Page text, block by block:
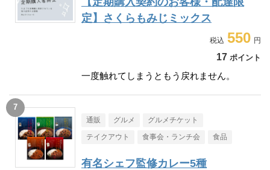
定】さくらもみじミックス
550
17 ポイント
一度触れてしまうともう戻れません。
通販 グルメ グルメチケット
テイクアウト 食事会・ランチ会 食品
有名シェフ監修カレー5種